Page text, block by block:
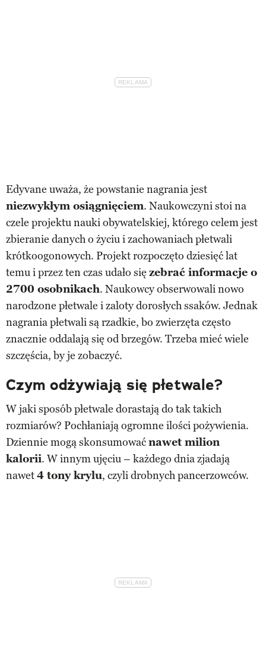
Edyvane uważa, że powstanie nagrania jest
niezwykłym osiągnięciem. Naukowczyni stoi na
czele projektu nauki obywatelskiej, którego celem jest
zbieranie danych o życiu i zachowaniach płetwali
krótkoogonowych. Projekt rozpoczęto dziesięć lat
temu i przez ten czas udało się zebrać informacje o
2700 osobnikach. Naukowcy obserwowali nowo
narodzone płetwale i zaloty dorosłych ssaków. Jednak
nagrania płetwali są rzadkie, bo zwierzęta często
znacznie oddalają się od brzegów. Trzeba mieć wiele
szczęścia, by je zobaczyć.
Czym odżywiają się płetwale?
W jaki sposób płetwale dorastają do tak takich
rozmiarów? Pochłaniają ogromne ilości pożywienia.
Dziennie mogą skonsumowaćnawet milion
kalorii. W innym ujęciu – każdego dnia zjadają
nawet4 tony krylu, czyli drobnych pancerzowców.